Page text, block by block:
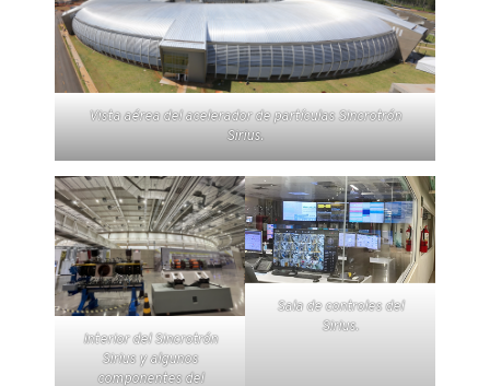
Vista aérea del acelerador de partículas Sincrotrón
Sirius.
Interior del Sincrotrón
Sirius y algunos
componentes del
Sala de controles del
Sirius.